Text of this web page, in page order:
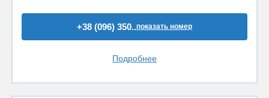
+38 (096) 350..показать номер
Подробнее